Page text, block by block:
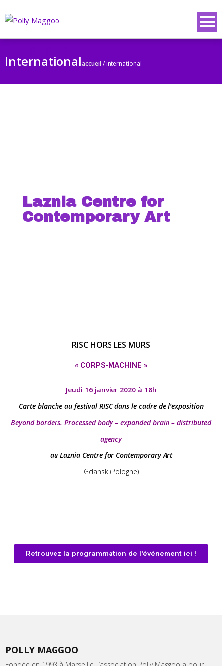
Internationalaccueil/international
Laznia Centre for
Contemporary Art
RISC HORS LES MURS
« CORPS-MACHINE »
Jeudi 16 janvier 2020 à 18h
Carte blanche au festival RISC dans le cadre de l’exposition
Beyond borders. Processed body – expanded brain – distributed
agency
au Laznia Centre for Contemporary Art
Gdansk (Pologne)
Retrouvez la programmation de l'événement ici !
POLLY MAGGOO